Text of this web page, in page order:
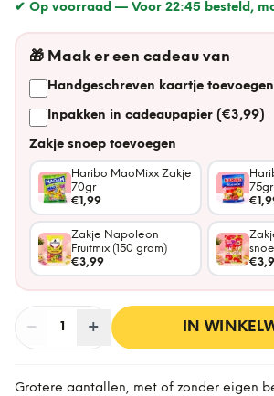
✔ Op voorraad — Voor 22:45 besteld,
🎁 Maak er een cadeau van
Handgeschreven kaartje
Inpakken in cadeaupapier (€3,99)
Zakje snoep toevoegen
Haribo MaoMixx Zakje
70gr
€1,99
75gr
Zakje Napoleon
Fruitmix (150 gram)
€3,99
− Aantal
1 + IN
Grotere aantallen, met of zonder eigen